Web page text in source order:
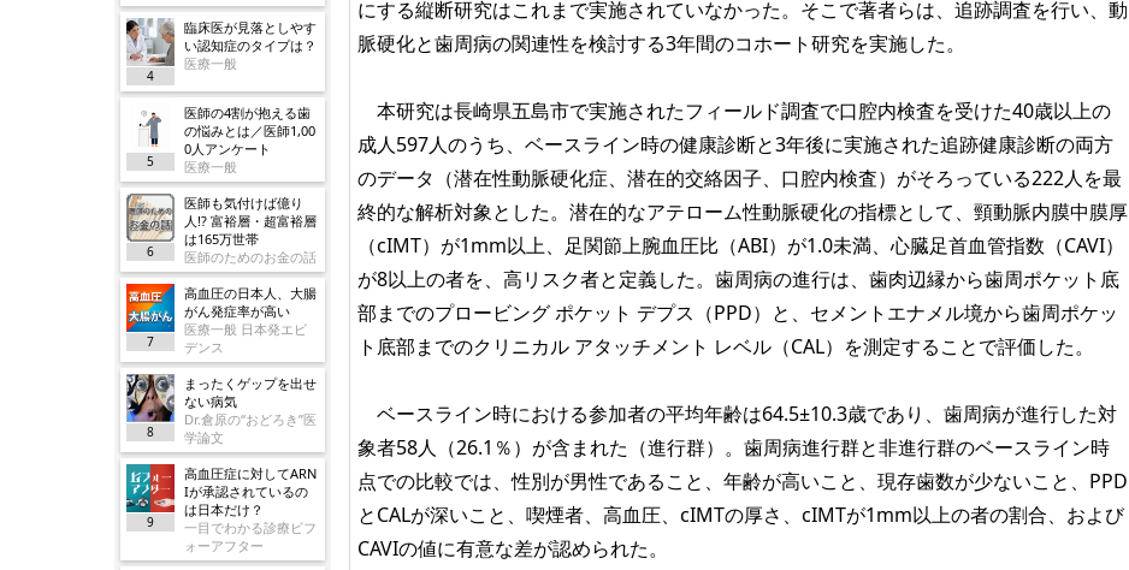
4
臨床医が見落としやす
い認知症のタイプは？
医療一般
5
医師の4割が抱える歯
の悩みとは／医師1,00
0人アンケート
医療一般
6
医師も気付けば億り
人!? 富裕層・超富裕層
は165万世帯
医師のためのお金の話
7
高血圧の日本人、大腸
がん発症率が高い
医療一般 日本発エビ
デンス
8
まったくゲップを出せ
ない病気
Dr.倉原の“おどろき”医
学論文
9
高血圧症に対してARN
Iが承認されているの
は日本だけ？
一目でわかる診療ビフ
ォーアフター
にする縦断研究はこれまで実施されていなかった。そこで著者らは、追跡調査を行い、動
脈硬化と歯周病の関連性を検討する3年間のコホート研究を実施した。
本研究は長崎県五島市で実施されたフィールド調査で口腔内検査を受けた40歳以上の
成人597人のうち、ベースライン時の健康診断と3年後に実施された追跡健康診断の両方
のデータ（潜在性動脈硬化症、潜在的交絡因子、口腔内検査）がそろっている222人を最
終的な解析対象とした。潜在的なアテローム性動脈硬化の指標として、頸動脈内膜中膜厚
（cIMT）が1mm以上、足関節上腕血圧比（ABI）が1.0未満、心臓足首血管指数（CAVI）
が8以上の者を、高リスク者と定義した。歯周病の進行は、歯肉辺縁から歯周ポケット底
部までのプロービング ポケット デプス（PPD）と、セメントエナメル境から歯周ポケッ
ト底部までのクリニカル アタッチメント レベル（CAL）を測定することで評価した。
ベースライン時における参加者の平均年齢は64.5±10.3歳であり、歯周病が進行した対
象者58人（26.1％）が含まれた（進行群）。歯周病進行群と非進行群のベースライン時
点での比較では、性別が男性であること、年齢が高いこと、現存歯数が少ないこと、PPD
とCALが深いこと、喫煙者、高血圧、cIMTの厚さ、cIMTが1mm以上の者の割合、および
CAVIの値に有意な差が認められた。